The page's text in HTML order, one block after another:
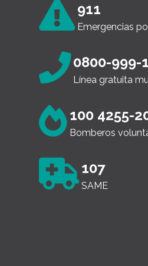
911
Emergencias
0800-999-
Línea gratuita
100 4255-
Bomberos
107
SAME